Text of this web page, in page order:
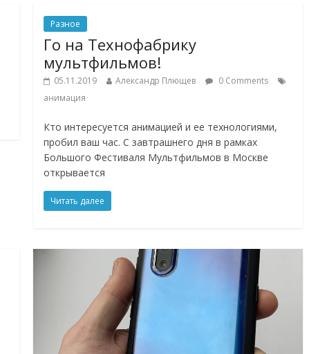
Разное
Го на Технофабрику
мультфильмов!
05.11.2019 Александр Плющев
0 Comments
анимация
Кто интересуется анимацией и ее технологиями,
пробил ваш час. С завтрашнего дня в рамках
Большого Фестиваля Мультфильмов в Москве
открывается
Читать далее